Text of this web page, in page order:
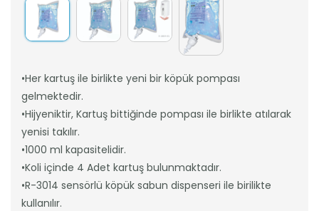
•Her kartuş ile birlikte yeni bir köpük pompası
gelmektedir.
•Hijyeniktir, Kartuş bittiğinde pompası ile birlikte atılarak
yenisi takılır.
•1000 ml kapasitelidir.
•Koli içinde 4 Adet kartuş bulunmaktadır.
•R-3014 sensörlü köpük sabun dispenseri ile birilikte
kullanılır.